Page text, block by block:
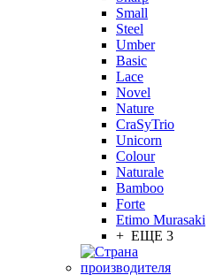
Small
Steel
Umber
Basic
Lace
Novel
Nature
CraSyTrio
Unicorn
Colour
Naturale
Bamboo
Forte
Etimo Murasaki
+ ЕЩЕ 3